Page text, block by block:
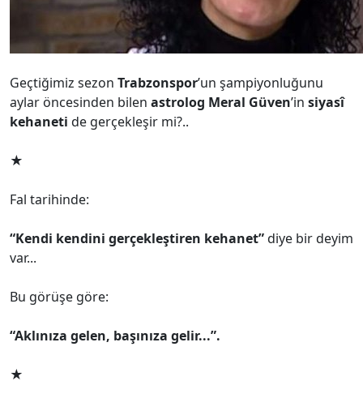
Geçtiğimiz sezon Trabzonspor’un şampiyonluğunu
aylar öncesinden bilen astrolog Meral Güven’in siyasî
kehaneti de gerçekleşir mi?..
★
Fal tarihinde:
“Kendi kendini gerçekleştiren kehanet”diye bir deyim
var...
Bu görüşe göre:
“Aklınıza gelen, başınıza gelir...”.
★